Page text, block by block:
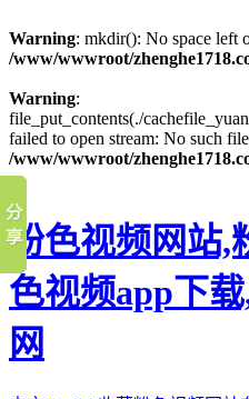
Warning: mkdir(): No space left
/www/wwwroot/
Warning:
file_put_contents(./
failed to open stream: No such
/www/wwwroot/
粉色视频网站,
色视频app下
网